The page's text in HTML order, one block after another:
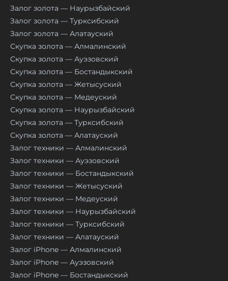
Залог золота — Наурызбайский
Залог золота — Турксибский
Залог золота — Алатауский
Скупка золота — Алмалинский
Скупка золота — Ауэзовский
Скупка золота — Бостандыкский
Скупка золота — Жетысуский
Скупка золота — Медеуский
Скупка золота — Наурызбайский
Скупка золота — Турксибский
Скупка золота — Алатауский
Залог техники — Алмалинский
Залог техники — Ауэзовский
Залог техники — Бостандыкский
Залог техники — Жетысуский
Залог техники — Медеуский
Залог техники — Наурызбайский
Залог техники — Турксибский
Залог техники — Алатауский
Залог iPhone — Алмалинский
Залог iPhone — Ауэзовский
Залог iPhone — Бостандыкский